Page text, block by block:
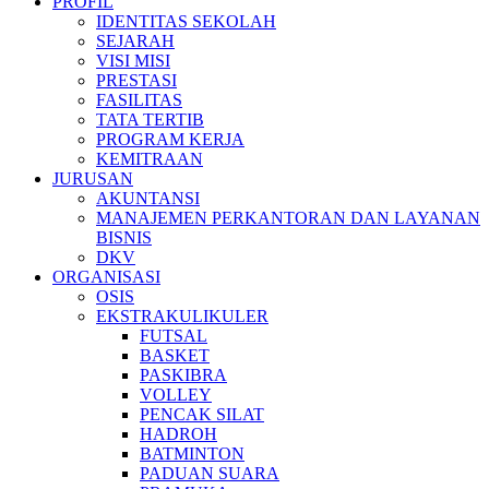
IDENTITAS SEKOLAH
SEJARAH
VISI MISI
PRESTASI
FASILITAS
TATA TERTIB
PROGRAM KERJA
KEMITRAAN
JURUSAN
AKUNTANSI
MANAJEMEN PERKANTORAN DAN LAYANAN
BISNIS
DKV
ORGANISASI
OSIS
EKSTRAKULIKULER
FUTSAL
BASKET
PASKIBRA
VOLLEY
PENCAK SILAT
HADROH
BATMINTON
PADUAN SUARA